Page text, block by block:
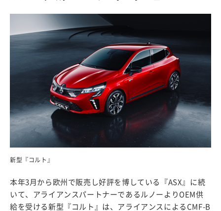
新型『コルト』
本年3月から欧州で販売し好評を博している『ASX』に続
いて、アライアンスパートナーであるルノーよりOEM供
給を受ける新型『コルト』は、アライアンスによるCMF-B